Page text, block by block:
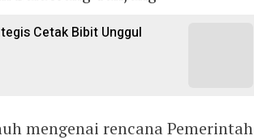
Cetak Bibit Unggul
mengenai rencana Pemerintah